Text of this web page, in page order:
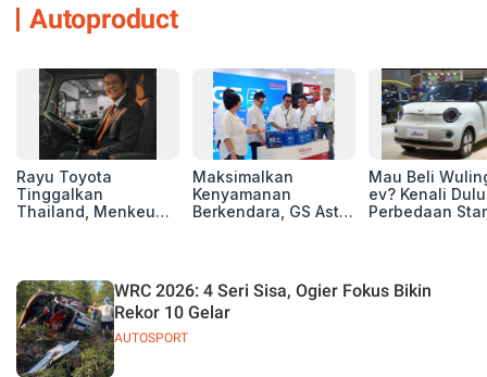
Autoproduct
Rayu Toyota
Tinggalkan
Thailand, Menkeu
Basis Produksi
ASEAN
Maksimalkan
Kenyamanan
Berkendara, GS Astra
2026
Mau Beli
ev? Kenali Dulu
Perbedaan
AUTOSPORT
WRC 2026: 4 Seri Sisa, Ogier Fokus Bikin
Rekor 10 Gelar